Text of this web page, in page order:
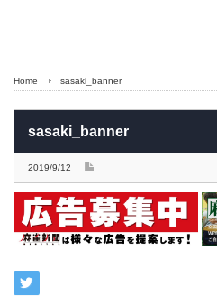
Home sasaki_banner
sasaki_banner
2019/9/12